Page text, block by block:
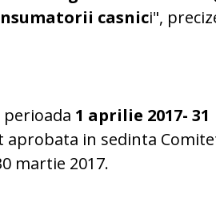
casnici",
1 aprilie 2017- 31
aprobata in sedinta
martie 2017.